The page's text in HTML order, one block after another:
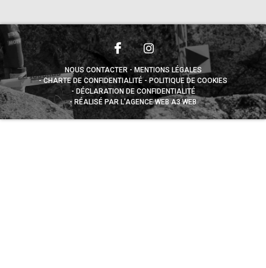
NOUS CONTACTER
MENTIONS LÉGALES
CHARTE DE CONFIDENTIALITÉ
POLITIQUE DE COOKIES
DÉCLARATION DE CONFIDENTIALITÉ
RÉALISÉ PAR L’AGENCE WEB A3 WEB